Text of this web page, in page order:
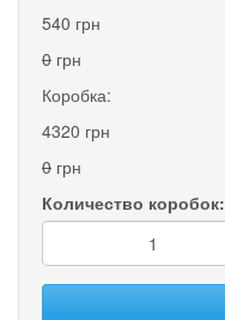
540 грн
0 грн
Коробка:
4320 грн
0 грн
Количество коробок: